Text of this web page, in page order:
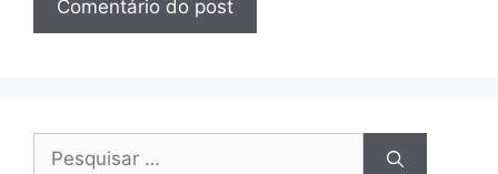
Pesquisar